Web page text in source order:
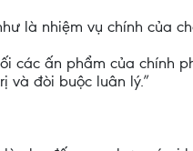
là nhiệm vụ chính của
các ấn phẩm của chính
và đòi buộc luân lý.”